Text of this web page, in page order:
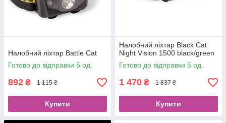
Налобний ліхтар Battle Cat
Готово до відправки 5 од.
892 ₴ 1 115 ₴
Купити
Налобний ліхтар Black Cat
Night Vision 1500 black/green
Готово до відправки 5 од.
1 470 ₴ 1 837 ₴
Купити